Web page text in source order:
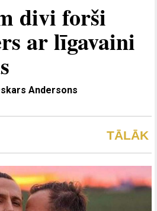
divi forši
ar līgavaini
Andersons
TĀLĀK